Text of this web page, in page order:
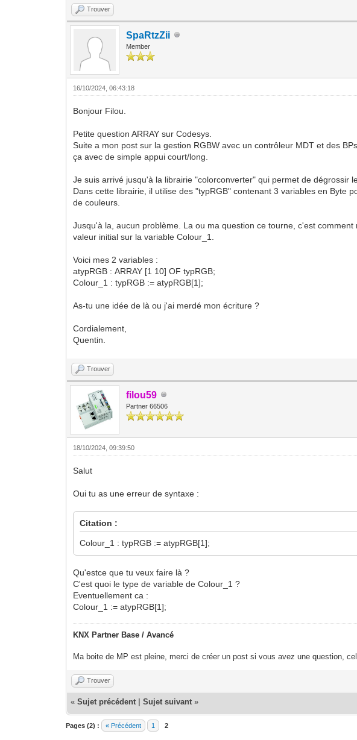
Trouver
SpaRtzZii
Member
16/10/2024, 06:43:18
Bonjour Filou.
Petite question ARRAY sur Codesys.
Suite a mon post sur la gestion RGBW avec un contrôleur MDT et des
ça avec de simple appui court/long.
Je suis arrivé jusqu'à la librairie "colorconverter" qui permet de dégrossir
Dans cette librairie, il utilise des "typRGB" contenant 3 variables en Byte
de couleurs.
Jusqu'à la, aucun problème. La ou ma question ce tourne, c'est
valeur initial sur la variable Colour_1.
Voici mes 2 variables :
atypRGB : ARRAY [1 10] OF typRGB;
Colour_1 : typRGB := atypRGB[1];
As-tu une idée de là ou j'ai merdé mon écriture ?
Cordialement,
Quentin.
Trouver
filou59
Partner 66506
18/10/2024, 09:39:50
Salut
Oui tu as une erreur de syntaxe :
Citation :
Colour_1 : typRGB := atypRGB[1];
Qu'estce que tu veux faire là ?
C'est quoi le type de variable de Colour_1 ?
Eventuellement ca :
Colour_1 := atypRGB[1];
KNX Partner Base / Avancé
Ma boite de MP est pleine, merci de créer un post si vous avez une question,
Trouver
«Sujet précédent |Sujet suivant »
Pages (2) : « Précédent 1 2